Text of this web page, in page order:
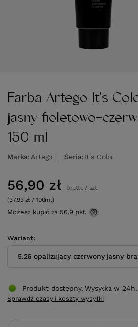
Farba Artego It's
jasny fioletowo-
150 ml
Marka Artego Seria It's Color
Wariant
5.26 opalizujący czerwony jasny
56,90 zł brutto/ szt.
(37,93 zł / 100ml)
Możesz kupić za 56.9 pkt.
Produkt dostępny. Wysyłka w 24h.
Sprawdź czasy i koszty wysyłki